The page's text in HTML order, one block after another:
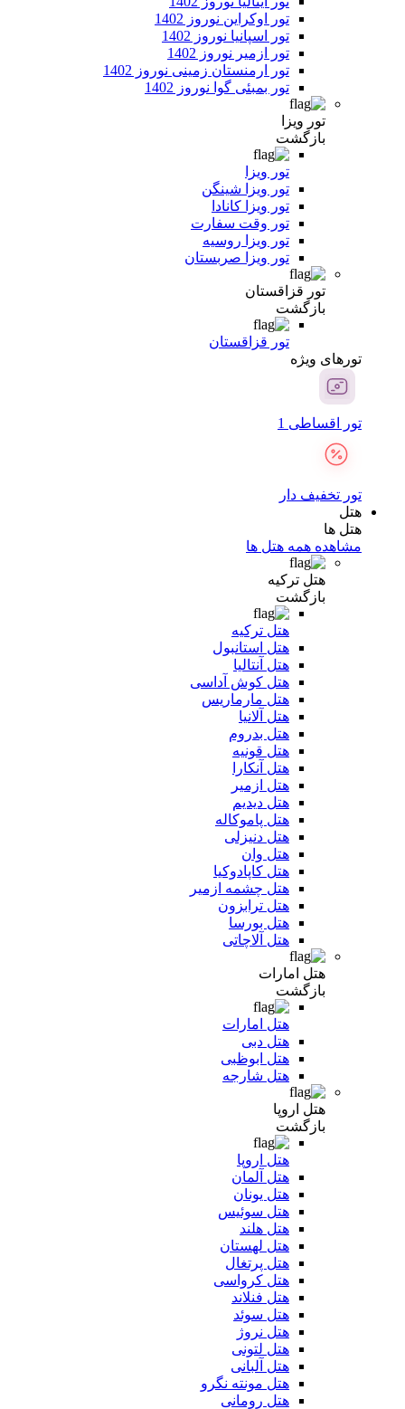
تور اوکراین نوروز 1402
تور اسپانیا نوروز 1402
تور ازمیر نوروز 1402
تور ارمنستان زمینی نوروز 1402
تور بمبئی گوا نوروز 1402
تور ویزا
بازگشت
تور ویزا
تور ویزا شینگن
تور ویزا کانادا
تور وقت سفارت
تور ویزا روسیه
تور ویزا صربستان
تور قزاقستان
بازگشت
تور قزاقستان
تور‌های ویژه
تور اقساطی 1
تور تخفیف دار
هتل
هتل ها
مشاهده همه هتل ها
هتل ترکیه
بازگشت
هتل ترکیه
هتل استانبول
هتل آنتالیا
هتل کوش آداسی
هتل مارماریس
هتل آلانیا
هتل بدروم
هتل قونیه
هتل آنکارا
هتل ازمیر
هتل دیدیم
هتل پاموکاله
هتل دنیزلی
هتل وان
هتل کاپادوکیا
هتل چشمه ازمیر
هتل ترابزون
هتل بورسا
هتل آلاچاتی
هتل امارات
بازگشت
هتل امارات
هتل دبی
هتل ابوظبی
هتل شارجه
هتل اروپا
بازگشت
هتل اروپا
هتل آلمان
هتل یونان
هتل سوئیس
هتل هلند
هتل لهستان
هتل پرتغال
هتل کرواسی
هتل فنلاند
هتل سوئد
هتل نروژ
هتل لتونی
هتل آلبانی
هتل مونته نگرو
هتل رومانی